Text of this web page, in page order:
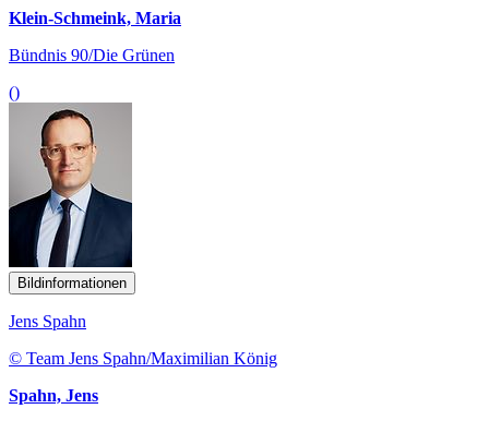
Klein-Schmeink, Maria
Bündnis 90/Die Grünen
()
Bildinformationen
Jens Spahn
© Team Jens Spahn/Maximilian König
Spahn, Jens